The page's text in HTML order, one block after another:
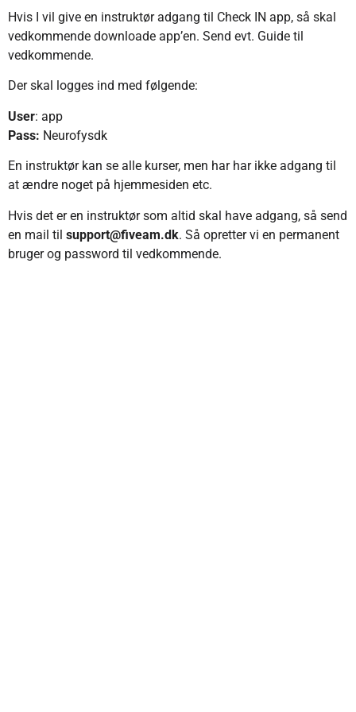
Hvis I vil give en instruktør adgang til Check IN app, så skal
vedkommende downloade app’en. Send evt. Guide til
vedkommende.
Der skal logges ind med følgende:
User: app
Pass: Neurofysdk
En instruktør kan se alle kurser, men har har ikke adgang til
at ændre noget på hjemmesiden etc.
Hvis det er en instruktør som altid skal have adgang, så send
en mail til support@fiveam.dk. Så opretter vi en permanent
bruger og password til vedkommende.